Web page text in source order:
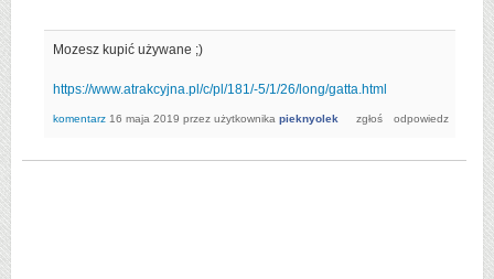
Mozesz kupić używane ;)
https://www.atrakcyjna.pl/c/pl/181/-5/1/26/long/gatta.html
komentarz 16 maja 2019 przez użytkownika pieknyolek